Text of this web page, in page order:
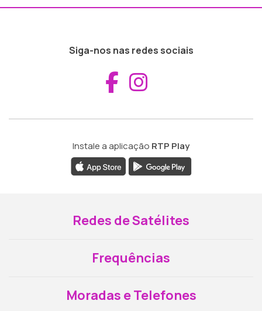
Siga-nos nas redes sociais
Aceder ao
Instale a aplicação RTP Play
Redes de Satélites
Frequências
Moradas e Telefones